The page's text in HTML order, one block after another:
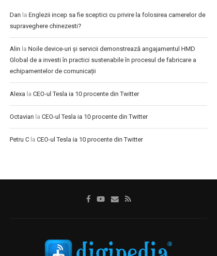
Dan la Englezii incep sa fie sceptici cu privire la folosirea camerelor de
supraveghere chinezesti?
Alin la Noile device-uri și servicii demonstrează angajamentul HMD
Global de a investi în practici sustenabile în procesul de fabricare a
echipamentelor de comunicații
Alexa la CEO-ul Tesla ia 10 procente din Twitter
Octavian la CEO-ul Tesla ia 10 procente din Twitter
Petru C la CEO-ul Tesla ia 10 procente din Twitter